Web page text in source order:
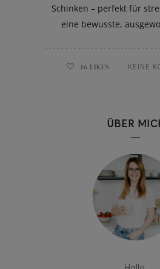
Schinken – perfekt für
eine bewusste,
16 LIKES KEINE
ÜBER